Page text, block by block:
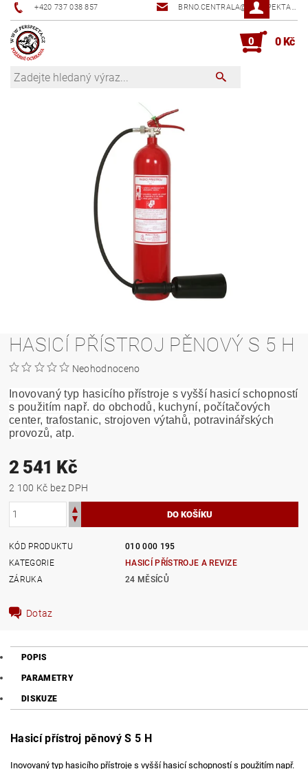
+420 737 038 857 BRNO.CENTRALA@PERSPEKTA.CZ
0 0 Kč
HASICÍ PŘÍSTROJ PĚNOVÝ S 5 H
Neohodnoceno
Inovovaný typ hasicího přístroje s vyšší hasicí schopností
s použitím např. do obchodů, kuchyní, počítačových
center, trafostanic, strojoven výtahů, potravinářských
provozů, atp.
2 541 Kč
2 100 Kč bez DPH
KÓD PRODUKTU
010 000 195
KATEGORIE
HASICÍ PŘÍSTROJE A REVIZE
ZÁRUKA
24 MĚSÍCŮ
Dotaz
POPIS
PARAMETRY
DISKUZE
Hasicí přístroj pěnový S 5 H
Inovovaný typ hasicího přístroje s vyšší hasicí schopností s použitím např.